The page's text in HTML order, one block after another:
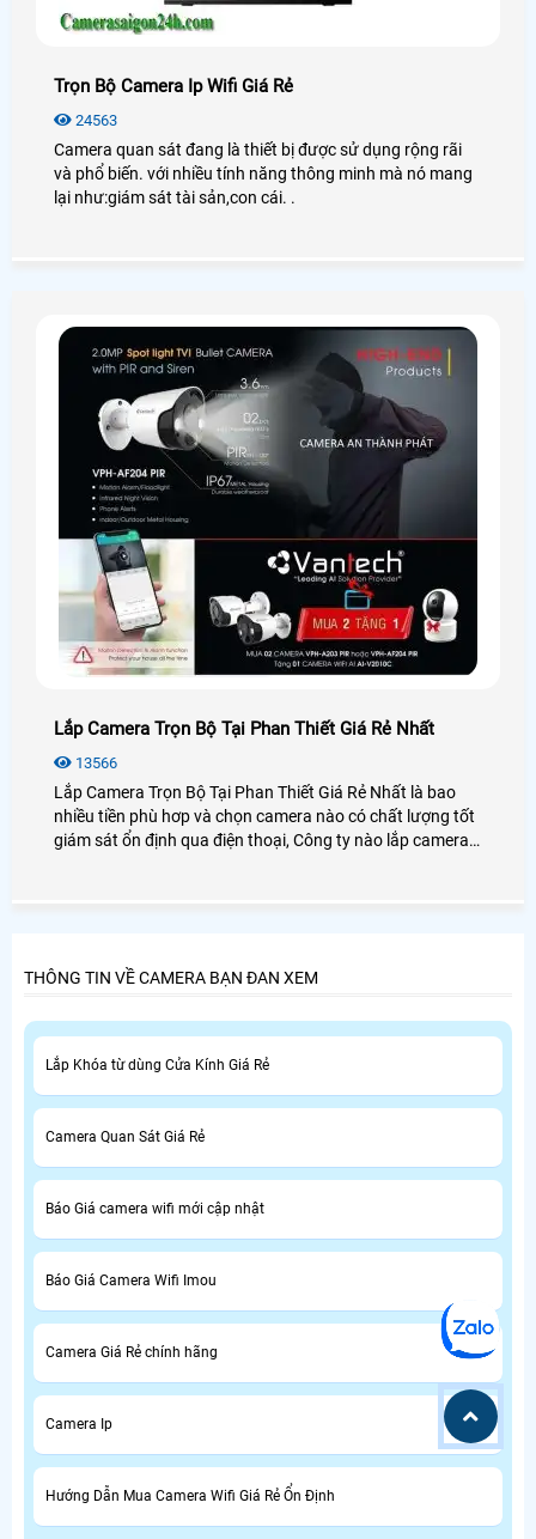
Trọn Bộ Camera Ip Wifi Giá Rẻ
24563
Camera quan sát đang là thiết bị được sử dụng rộng rãi
và phổ biến. với nhiều tính năng thông minh mà nó mang
lại như:giám sát tài sản,con cái. .
Lắp Camera Trọn Bộ Tại Phan Thiết Giá Rẻ Nhất
13566
Lắp Camera Trọn Bộ Tại Phan Thiết Giá Rẻ Nhất là bao
nhiều tiền phù hơp và chọn camera nào có chất lượng tốt
giám sát ổn định qua điện thoại, Công ty nào lắp camera
THÔNG TIN VỀ CAMERA BẠN ĐAN XEM
Lắp Khóa từ dùng Cửa Kính Giá Rẻ
Camera Quan Sát Giá Rẻ
Báo Giá camera wifi mới cập nhật
Báo Giá Camera Wifi Imou
Camera Giá Rẻ chính hãng
Camera Ip
Hướng Dẫn Mua Camera Wifi Giá Rẻ Ổn Định